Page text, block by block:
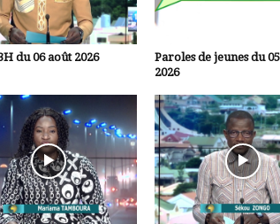
du 06 août 2026
Paroles de jeunes du
2026